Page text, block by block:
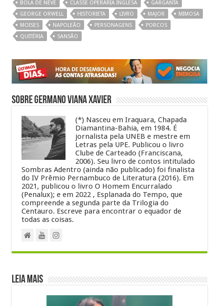
p
p
o
o
k
a
m
BOLA DE NEVE
CLASSE OPERÁRIA INGLESA
GARGANTA
GEORGE ORWELL
HISTORIETA LIVRO MAJOR
MIMOSA
MOISES
NAPOLEÃO PERSONAGENS
PORCOS
QUITÉRIA
SANSÃO
Sobre Germano Viana Xavier
(*) Nasceu em Iraquara, Chapada
Diamantina-Bahia, em 1984. É
jornalista pela UNEB e mestre em
Letras pela UPE. Publicou o livro
Clube de Carteado (Franciscana,
2006). Seu livro de contos intitulado
Sombras Adentro (ainda não publicado) foi finalista
do IV Prêmio Pernambuco de Literatura (2016). Em
2021, publicou o livro O Homem Encurralado
(Penalux); e em 2022 , Esplanada do Tempo, que
compreende a segunda parte da Trilogia do
Centauro. Escreve para encontrar o equador de
todas as coisas.
Leia Mais